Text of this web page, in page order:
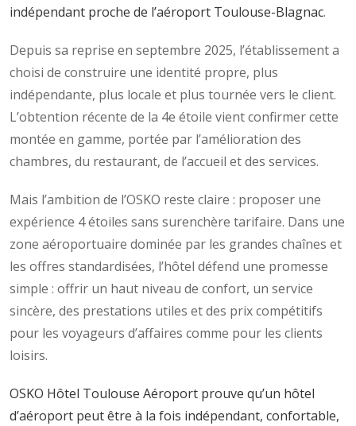
indépendant proche de l’aéroport Toulouse-Blagnac.
Depuis sa reprise en septembre 2025, l’établissement a
choisi de construire une identité propre, plus
indépendante, plus locale et plus tournée vers le client.
L’obtention récente de la 4e étoile vient confirmer cette
montée en gamme, portée par l’amélioration des
chambres, du restaurant, de l’accueil et des services.
Mais l’ambition de l’OSKO reste claire : proposer une
expérience 4 étoiles sans surenchère tarifaire. Dans une
zone aéroportuaire dominée par les grandes chaînes et
les offres standardisées, l’hôtel défend une promesse
simple : offrir un haut niveau de confort, un service
sincère, des prestations utiles et des prix compétitifs
pour les voyageurs d’affaires comme pour les clients
loisirs.
OSKO Hôtel Toulouse Aéroport prouve qu’un hôtel
d’aéroport peut être à la fois indépendant, confortable,